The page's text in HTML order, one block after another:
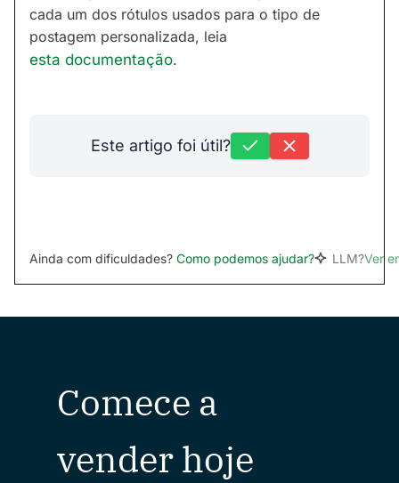
cada um dos rótulos usados para o tipo de
postagem personalizada, leia
esta documentação.
Este artigo foi útil?
Ainda com dificuldades? Como podemos ajudar? LLM?Ver
Comece a
vender hoje